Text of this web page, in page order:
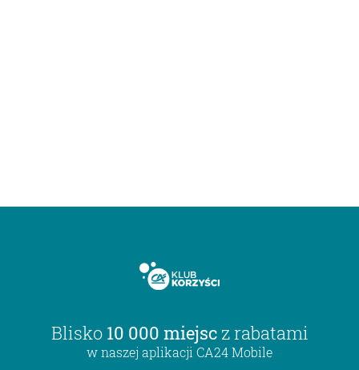
Blisko 10 000 miejsc z rabatami
w naszej aplikacji CA24 Mobile